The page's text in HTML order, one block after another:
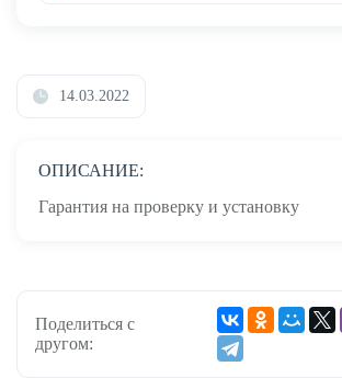
14.03.2022
ОПИСАНИЕ:
Гарантия на проверку и установку
Поделиться с
другом: